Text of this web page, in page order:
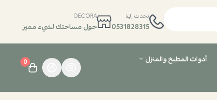
تحدث إلينا
0531828315
DECORA
حول مساحتك لشيء مميز
أدوات المطبخ والمنزل
0